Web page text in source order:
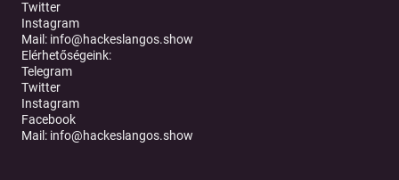
Twitter
Instagram
Mail: info@hackeslangos.show
Elérhetőségeink:
Telegram
Twitter
Instagram
Facebook
Mail: info@hackeslangos.show